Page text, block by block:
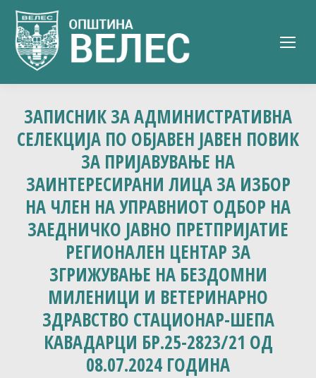
ЗАПИСНИК ЗА АДМИНИСТРАТИВНА
СЕЛЕКЦИЈА ПО ОБЈАВЕН ЈАВЕН ПОВИК
ЗА ПРИЈАВУВАЊЕ НА
ЗАИНТЕРЕСИРАНИ ЛИЦА ЗА ИЗБОР
НА ЧЛЕН НА УПРАВНИОТ ОДБОР НА
ЗАЕДНИЧКО ЈАВНО ПРЕТПРИЈАТИЕ
РЕГИОНАЛЕН ЦЕНТАР ЗА
ЗГРИЖУВАЊЕ НА БЕЗДОМНИ
МИЛЕНИЦИ И ВЕТЕРИНАРНО
ЗДРАВСТВО СТАЦИОНАР-ШЕПА
КАВАДАРЦИ БР.25-2823/21 ОД
08.07.2024 ГОДИНА